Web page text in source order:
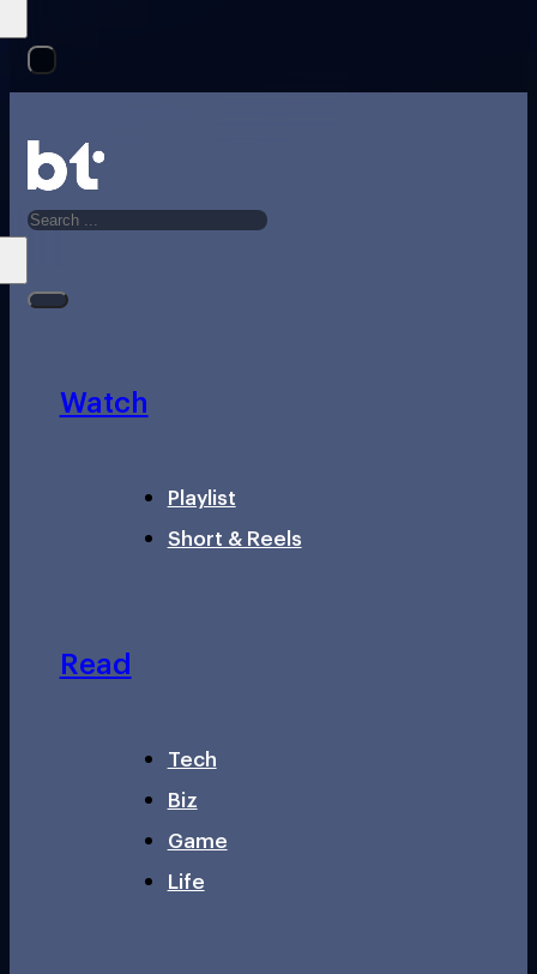
Search
Watch
Playlist
Short & Reels
Read
Tech
Biz
Game
Life